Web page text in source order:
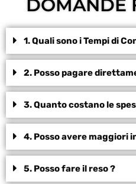
DOMANDE
1. Quali sono i Tempi di
2. Posso pagare
3. Quanto costano le
4. Posso avere maggiori
5. Posso fare il reso ?